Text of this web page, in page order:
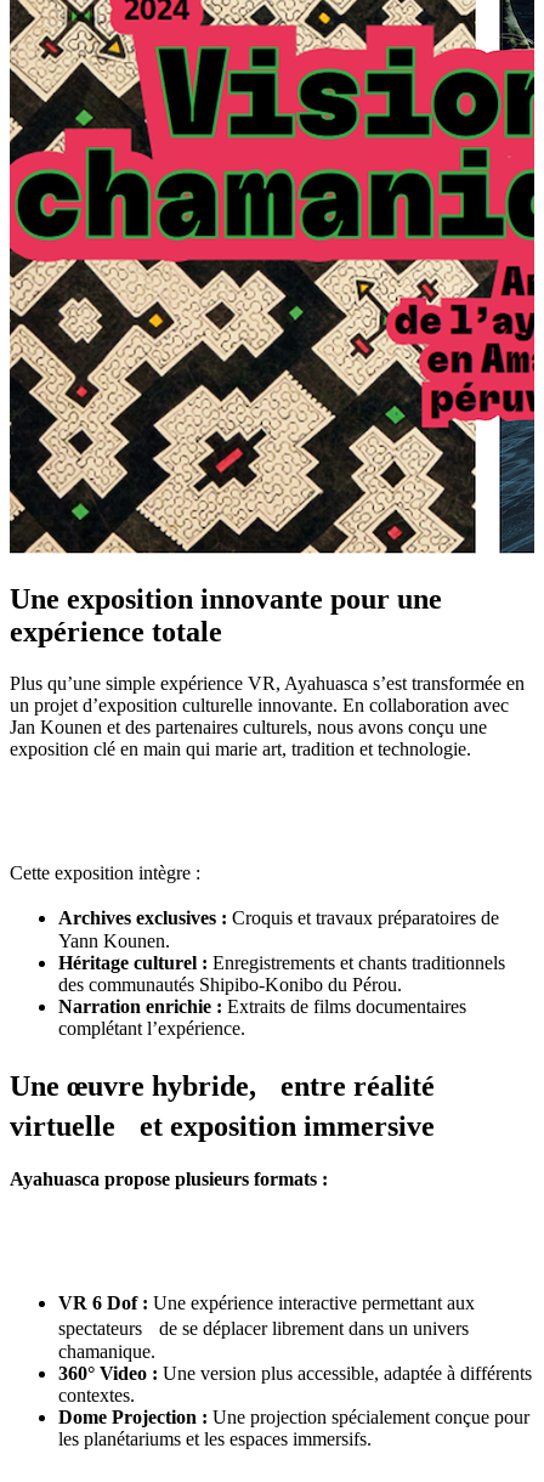
Une exposition innovante pour une
expérience totale
Plus qu’une simple expérience VR, Ayahuasca s’est transformée en
un projet d’exposition culturelle innovante. En collaboration avec
Jan Kounen et des partenaires culturels, nous avons conçu une
exposition clé en main qui marie art, tradition et technologie.
Cette exposition intègre :
Archives exclusives : Croquis et travaux préparatoires de
Yann Kounen.
Héritage culturel : Enregistrements et chants traditionnels
des communautés Shipibo-Konibo du Pérou.
Narration enrichie : Extraits de films documentaires
complétant l’expérience.
Une œuvre hybride, entre réalité
virtuelle et exposition immersive
Ayahuasca propose plusieurs formats :
VR 6 Dof : Une expérience interactive permettant aux
spectateurs de se déplacer librement dans un univers
chamanique.
360° Video : Une version plus accessible, adaptée à différents
contextes.
Dome Projection : Une projection spécialement conçue pour
les planétariums et les espaces immersifs.